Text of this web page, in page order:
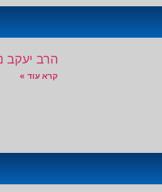
הרב יעקב
קרא עוד »